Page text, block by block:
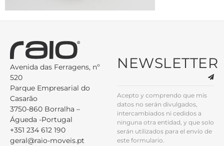
Avenida das Ferragens, nº
520
Parque Empresarial do
Casarão
3750-860 Borralha –
Águeda -Portugal
+351 234 612 190
geral@raio-moveis.pt
NEWSLETTER
Acepto y comprendo que mis
datos no serán divulgados,
intercambiados ni cedidos a
ninguna otra entidad, y que solo
serán utilizados para el envío de
este formulario.